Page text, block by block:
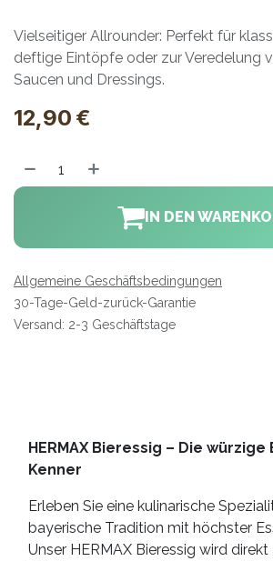
Vielseitiger Allrounder: Perfekt für
deftige Eintöpfe oder zur Veredelung
Saucen und Dressings.
12,90 €
IN DEN
Allgemeine Geschäftsbedingungen
30-Tage-Geld-zurück-Garantie
Versand: 2-3 Geschäftstage
HERMAX Bieressig – Die würzige
Kenner
Erleben Sie eine kulinarische
bayerische Tradition mit höchster
Unser HERMAX Bieressig wird